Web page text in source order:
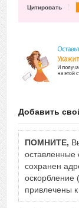
Цитировать
Добавить
ПОМНИТЕ,
оставленные
сохранен
привлечены к